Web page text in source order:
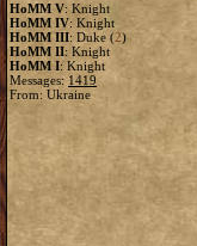
HoMM V: Knight
HoMM IV: Knight
HoMM III: Duke (2)
HoMM II: Knight
HoMM I: Knight
Messages: 1419
From: Ukraine